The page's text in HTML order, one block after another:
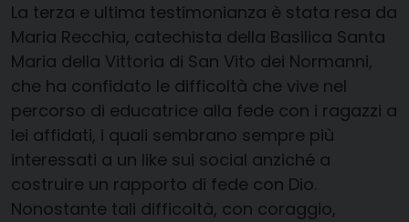
La terza e ultima testimonianza è stata resa da
Maria Recchia, catechista della Basilica Santa
Maria della Vittoria di San Vito dei Normanni,
che ha confidato le difficoltà che vive nel
percorso di educatrice alla fede con i ragazzi a
lei affidati, i quali sembrano sempre più
interessati a un like sui social anziché a
costruire un rapporto di fede con Dio.
Nonostante tali difficoltà, con coraggio,